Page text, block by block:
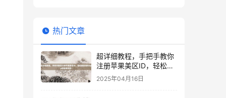
热门文章
超详细教程，手把手教你
注册苹果美区ID，轻松解
锁海外App和独家内容！
2025年04月16日